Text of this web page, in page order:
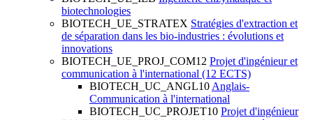
biotechnologies
BIOTECH_UE_STRATEX Stratégies d'extraction et
de séparation dans les bio-industries : évolutions et
innovations
BIOTECH_UE_PROJ_COM12 Projet d'ingénieur et
communication à l'international (12 ECTS)
BIOTECH_UC_ANGL10 Anglais-
Communication à l'international
BIOTECH_UC_PROJET10 Projet d'ingénieur